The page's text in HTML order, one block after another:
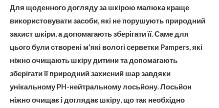
Для щоденного догляду за шкірою малюка краще
використовувати засоби, які не порушують природний
захист шкіри, а допомагають зберігати її. Саме для
цього були створені м'які вологі серветки Pampers, які
ніжно очищають шкіру дитини та допомагають
зберігати її природний захисний шар завдяки
унікальному PH-нейтральному лосьйону. Лосьйон
ніжно очищає і доглядає шкіру, що так необхідно